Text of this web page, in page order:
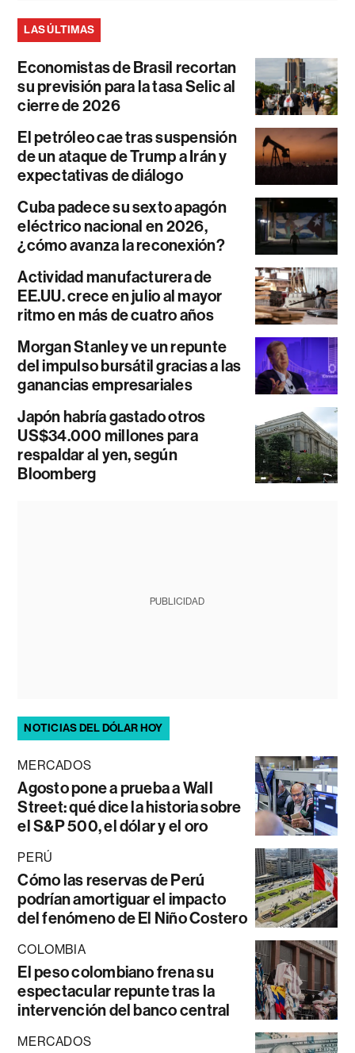
LAS ÚLTIMAS
Economistas de Brasil recortan
su previsión para la tasa Selic al
cierre de 2026
El petróleo cae tras suspensión
de un ataque de Trump a Irán y
expectativas de diálogo
Cuba padece su sexto apagón
eléctrico nacional en 2026,
¿cómo avanza la reconexión?
Actividad manufacturera de
EE.UU. crece en julio al mayor
ritmo en más de cuatro años
Morgan Stanley ve un repunte
del impulso bursátil gracias a las
ganancias empresariales
Japón habría gastado otros
US$34.000 millones para
respaldar al yen, según
Bloomberg
PUBLICIDAD
NOTICIAS DEL DÓLAR HOY
MERCADOS
Agosto pone a prueba a Wall
Street: qué dice la historia sobre
el S&P 500, el dólar y el oro
PERÚ
Cómo las reservas de Perú
podrían amortiguar el impacto
del fenómeno de El Niño Costero
COLOMBIA
El peso colombiano frena su
espectacular repunte tras la
intervención del banco central
MERCADOS